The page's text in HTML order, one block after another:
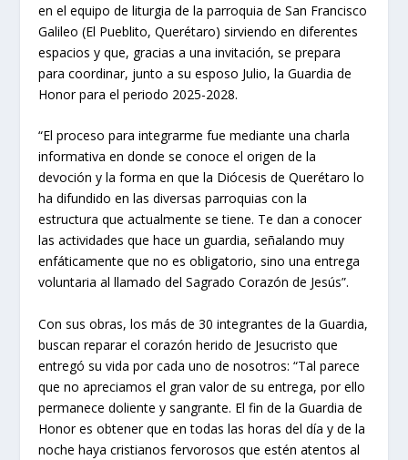
en el equipo de liturgia de la parroquia de San Francisco
Galileo (El Pueblito, Querétaro) sirviendo en diferentes
espacios y que, gracias a una invitación, se prepara
para coordinar, junto a su esposo Julio, la Guardia de
Honor para el periodo 2025-2028.
“El proceso para integrarme fue mediante una charla
informativa en donde se conoce el origen de la
devoción y la forma en que la Diócesis de Querétaro lo
ha difundido en las diversas parroquias con la
estructura que actualmente se tiene. Te dan a conocer
las actividades que hace un guardia, señalando muy
enfáticamente que no es obligatorio, sino una entrega
voluntaria al llamado del Sagrado Corazón de Jesús”.
Con sus obras, los más de 30 integrantes de la Guardia,
buscan reparar el corazón herido de Jesucristo que
entregó su vida por cada uno de nosotros: “Tal parece
que no apreciamos el gran valor de su entrega, por ello
permanece doliente y sangrante. El fin de la Guardia de
Honor es obtener que en todas las horas del día y de la
noche haya cristianos fervorosos que estén atentos al